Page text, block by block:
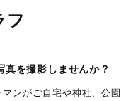
フ
を撮影しませんか？
ンがご自宅や神社、公園